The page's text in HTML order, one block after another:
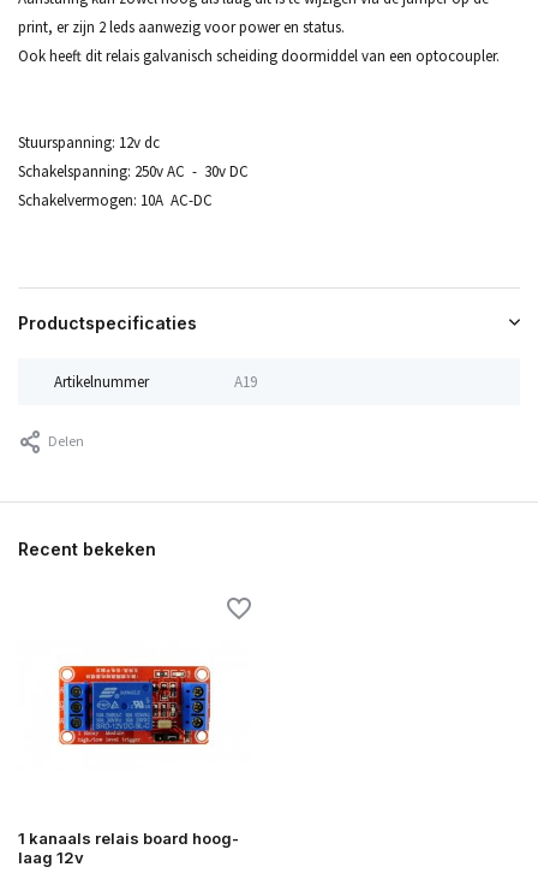
print, er zijn 2 leds aanwezig voor power en status.
Ook heeft dit relais galvanisch scheiding doormiddel van een optocoupler.
Stuurspanning: 12v dc
Schakelspanning: 250v AC - 30v DC
Schakelvermogen: 10A AC-DC
Productspecificaties
Artikelnummer A19
Delen
Recent bekeken
1 kanaals relais board hoog-
laag 12v